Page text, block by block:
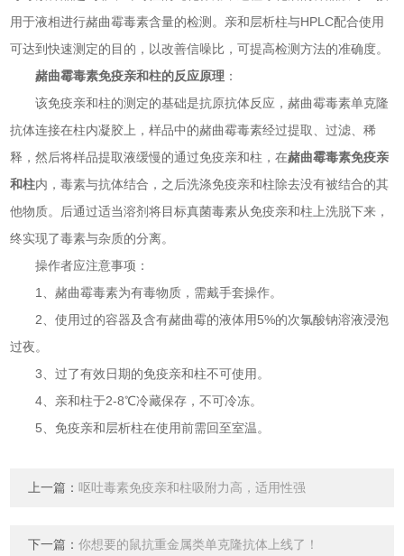
用于液相进行赭曲霉毒素含量的检测。亲和层析柱与HPLC配合使用
可达到快速测定的目的，以改善信噪比，可提高检测方法的准确度。
赭曲霉毒素免疫亲和柱的反应原理 ：
该免疫亲和柱的测定的基础是抗原抗体反应，赭曲霉毒素单克隆
抗体连接在柱内凝胶上，样品中的赭曲霉毒素经过提取、过滤、稀
释，然后将样品提取液缓慢的通过免疫亲和柱，在赭曲霉毒素免疫亲
和柱内，毒素与抗体结合，之后洗涤免疫亲和柱除去没有被结合的其
他物质。后通过适当溶剂将目标真菌毒素从免疫亲和柱上洗脱下来，
终实现了毒素与杂质的分离。
操作者应注意事项：
1、赭曲霉毒素为有毒物质，需戴手套操作。
2、使用过的容器及含有赭曲霉的液体用5%的次氯酸钠溶液浸泡
过夜。
3、过了有效日期的免疫亲和柱不可使用。
4、亲和柱于2-8℃冷藏保存，不可冷冻。
5、免疫亲和层析柱在使用前需回至室温。
上一篇： 呕吐毒素免疫亲和柱吸附力高，适用性强
下一篇：你想要的鼠抗重金属类单克隆抗体上线了！